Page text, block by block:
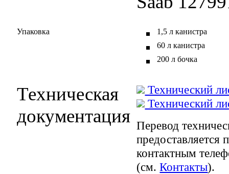
Упаковка
1,5 л канистра
60 л канистра
200 л бочка
Техническая
документация
Технический
Технический
Перевод
предоставляется
контактным
(см.Контакты).